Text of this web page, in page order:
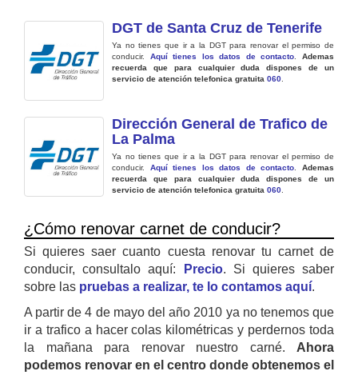
DGT de Santa Cruz de Tenerife
Ya no tienes que ir a la DGT para renovar el permiso de
conducir. Aquí tienes los datos de contacto .Ademas
recuerda que para cualquier duda dispones de un
servicio de atención telefonica gratuita 060
Dirección General de Trafico de
La Palma
Ya no tienes que ir a la DGT para renovar el permiso de
conducir. Aquí tienes los datos de contacto .Ademas
recuerda que para cualquier duda dispones de un
servicio de atención telefonica gratuita 060
¿Cómo renovar carnet de conducir?
Si quieres saer cuanto cuesta renovar tu carnet de
conducir, consultalo aquí:
Precio. Si quieres saber
sobre las pruebas a realizar, te lo contamos aquí.
A partir de 4 de mayo del año 2010 ya no tenemos que
ir a trafico a hacer colas kilométricas y perdernos toda
la mañana para renovar nuestro carné. Ahora
podemos renovar en el centro donde obtenemos el